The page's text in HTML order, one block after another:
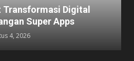
Transformasi Digital
Super Apps
4, 2026